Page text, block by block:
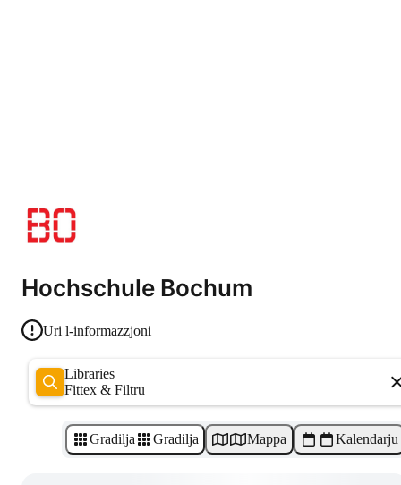
Hochschule Bochum
Uri l-informazzjoni
Libraries
Fittex & Filtru
Gradilja Gradilja Mappa Kalendarju